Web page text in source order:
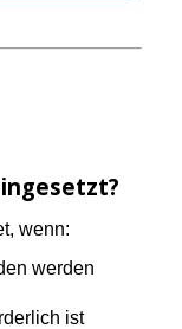
wenn:
werden
ist